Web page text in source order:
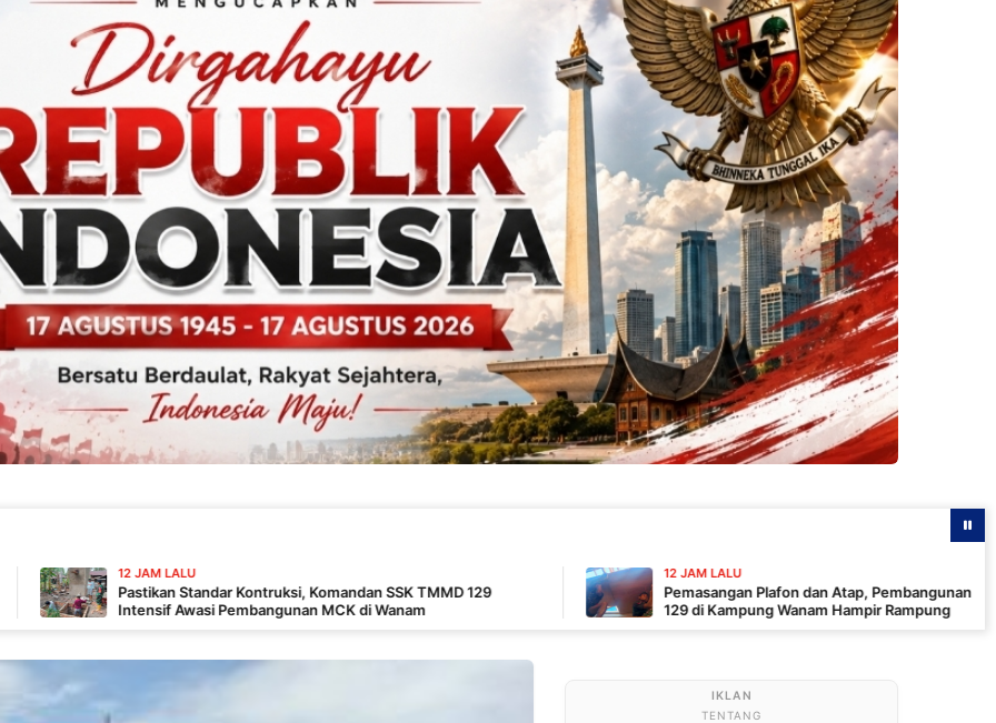
LALU
Standar Kontruksi, Komandan SSK TMMD 129
Awasi Pembangunan MCK di Wanam
12 JAM LALU
Pemasangan Plafon dan Atap, Pembangunan MCK TMMD ke-
129 di Kampung Wanam Hampir Rampung
TENTANG